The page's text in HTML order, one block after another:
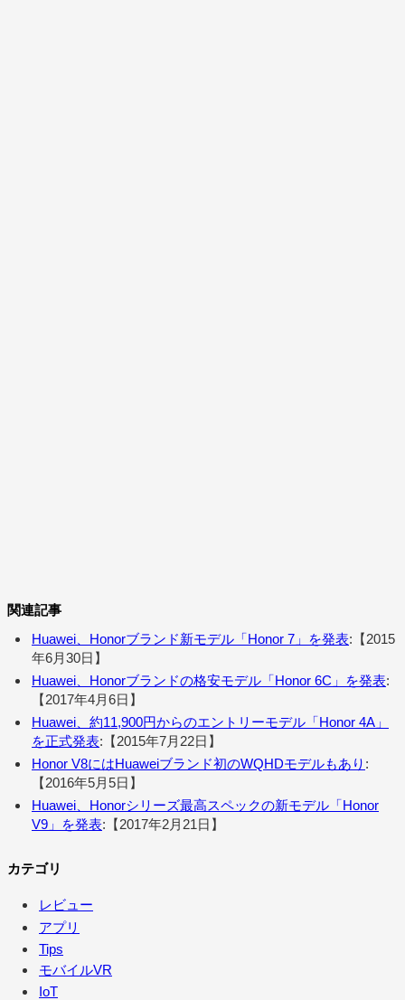
関連記事
Huawei、Honorブランド新モデル「Honor 7」を発表:【2015
年6月30日】
Huawei、Honorブランドの格安モデル「Honor 6C」を発表:
【2017年4月6日】
Huawei、約11,900円からのエントリーモデル「Honor 4A」
を正式発表:【2015年7月22日】
Honor V8にはHuaweiブランド初のWQHDモデルもあり :
【2016年5月5日】
Huawei、Honorシリーズ最高スペックの新モデル「Honor
V9」を発表:【2017年2月21日】
カテゴリ
レビュー
アプリ
Tips
モバイルVR
IoT